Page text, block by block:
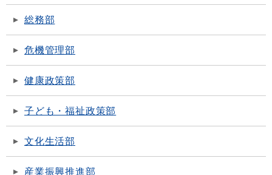
総務部
危機管理部
健康政策部
子ども・福祉政策部
文化生活部
産業振興推進部